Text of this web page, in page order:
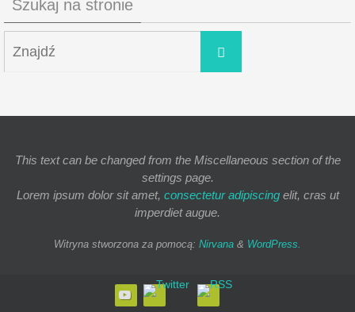
Szukaj na stronie
This text can be changed from the Miscellaneous section of the
settings page.
Lorem ipsum dolor sit amet, consectetur adipiscingelit, cras ut
imperdiet augue.
Witryna stworzona za pomocą: Nirvana & WordPress.